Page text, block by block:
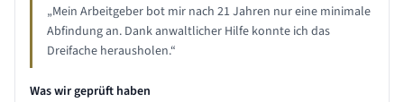
„Mein Arbeitgeber bot mir nach 21 Jahren nur eine minimale
Abfindung an. Dank anwaltlicher Hilfe konnte ich das
Dreifache herausholen.“
Was wir geprüft haben